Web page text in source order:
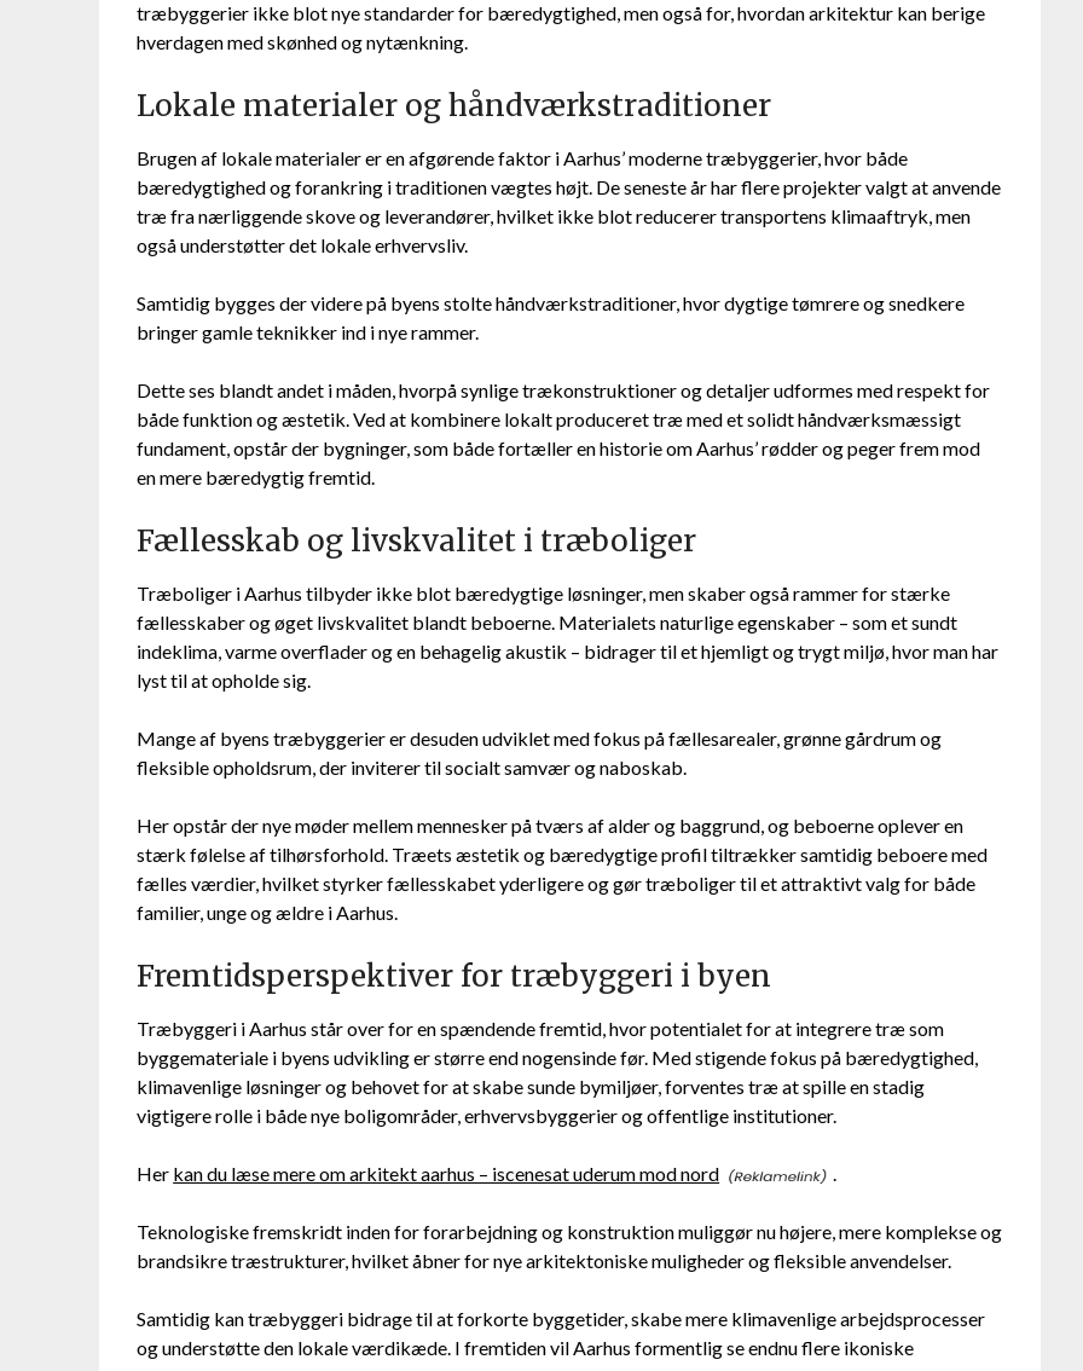
træbyggerier ikke blot nye standarder for bæredygtighed, men også for, hvordan arkitektur kan berige
hverdagen med skønhed og nytænkning.
Lokale materialer og håndværkstraditioner
Brugen af lokale materialer er en afgørende faktor i Aarhus’ moderne træbyggerier, hvor både
bæredygtighed og forankring i traditionen vægtes højt. De seneste år har flere projekter valgt at anvende
træ fra nærliggende skove og leverandører, hvilket ikke blot reducerer transportens klimaaftryk, men
også understøtter det lokale erhvervsliv.
Samtidig bygges der videre på byens stolte håndværkstraditioner, hvor dygtige tømrere og snedkere
bringer gamle teknikker ind i nye rammer.
Dette ses blandt andet i måden, hvorpå synlige trækonstruktioner og detaljer udformes med respekt for
både funktion og æstetik. Ved at kombinere lokalt produceret træ med et solidt håndværksmæssigt
fundament, opstår der bygninger, som både fortæller en historie om Aarhus’ rødder og peger frem mod
en mere bæredygtig fremtid.
Fællesskab og livskvalitet i træboliger
Træboliger i Aarhus tilbyder ikke blot bæredygtige løsninger, men skaber også rammer for stærke
fællesskaber og øget livskvalitet blandt beboerne. Materialets naturlige egenskaber – som et sundt
indeklima, varme overflader og en behagelig akustik – bidrager til et hjemligt og trygt miljø, hvor man har
lyst til at opholde sig.
Mange af byens træbyggerier er desuden udviklet med fokus på fællesarealer, grønne gårdrum og
fleksible opholdsrum, der inviterer til socialt samvær og naboskab.
Her opstår der nye møder mellem mennesker på tværs af alder og baggrund, og beboerne oplever en
stærk følelse af tilhørsforhold. Træets æstetik og bæredygtige profil tiltrækker samtidig beboere med
fælles værdier, hvilket styrker fællesskabet yderligere og gør træboliger til et attraktivt valg for både
familier, unge og ældre i Aarhus.
Fremtidsperspektiver for træbyggeri i byen
Træbyggeri i Aarhus står over for en spændende fremtid, hvor potentialet for at integrere træ som
byggemateriale i byens udvikling er større end nogensinde før. Med stigende fokus på bæredygtighed,
klimavenlige løsninger og behovet for at skabe sunde bymiljøer, forventes træ at spille en stadig
vigtigere rolle i både nye boligområder, erhvervsbyggerier og offentlige institutioner.
Her kan du læse mere om arkitekt aarhus – iscenesat uderum mod nord .
Teknologiske fremskridt inden for forarbejdning og konstruktion muliggør nu højere, mere komplekse og
brandsikre træstrukturer, hvilket åbner for nye arkitektoniske muligheder og fleksible anvendelser.
Samtidig kan træbyggeri bidrage til at forkorte byggetider, skabe mere klimavenlige arbejdsprocesser
og understøtte den lokale værdikæde. I fremtiden vil Aarhus formentlig se endnu flere ikoniske